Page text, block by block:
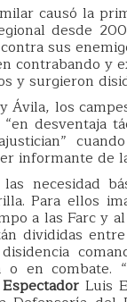
causó la
desde
sus
contrabando y
y surgieron
Ávila, los
desventaja
informante de
necesidad
Para ellos
a las Farc y
divididas
o en combate.
Luis